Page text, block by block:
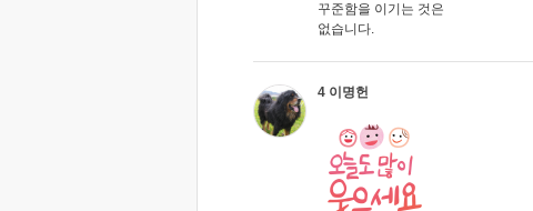
꾸준함을 이기는 것은
없습니다.
4 이명헌